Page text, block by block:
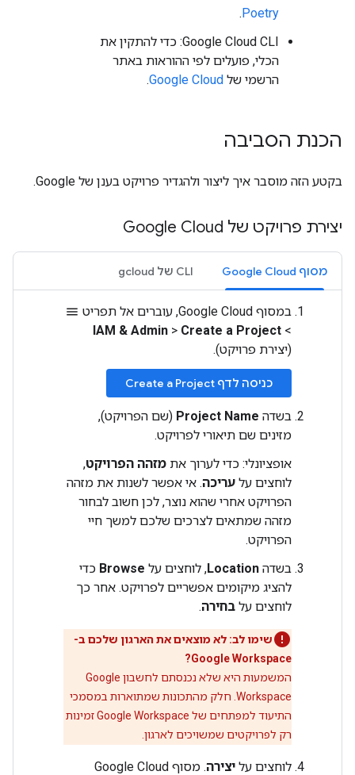
Poetry
.
‫Google Cloud CLI: כדי להתקין את
הכלי, פועלים לפי ההוראות באתר
הרשמי של Google Cloud
.
הכנת הסביבה
בקטע הזה מוסבר איך ליצור ולהגדיר פרויקט בענן של Google.
יצירת פרויקט של Google Cloud
מסוף Google Cloud ‫CLI של gcloud
במסוף Google Cloud, עוברים אל תפריט menu
>
IAM & Admin > Create a Project
(יצירת פרויקט).
כניסה לדף Create a Project
בשדה Project Name (שם הפרויקט),
מזינים שם תיאורי לפרויקט.
אופציונלי: כדי לערוך את מזהה הפרויקט,
לוחצים על עריכה. אי אפשר לשנות את מזהה
הפרויקט אחרי שהוא נוצר, לכן חשוב לבחור
מזהה שמתאים לצרכים שלכם למשך חיי
הפרויקט.
בשדה Location, לוחצים על Browse כדי
להציג מיקומים אפשריים לפרויקט. אחר כך
לוחצים על בחירה.
שימו לב: לא מוצאים את הארגון שלכם ב-
Google Workspace?
המשמעות היא שלא נכנסתם לחשבון Google
Workspace. חלק מהתכונות שמתוארות במסמכי
התיעוד למפתחים של Google Workspace זמינות
רק לפרויקטים שמשויכים לארגון.
לוחצים על יצירה
. מסוף Google Cloud